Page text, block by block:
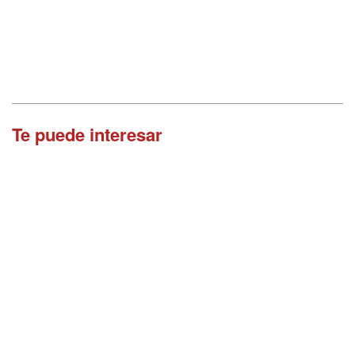
Te puede interesar